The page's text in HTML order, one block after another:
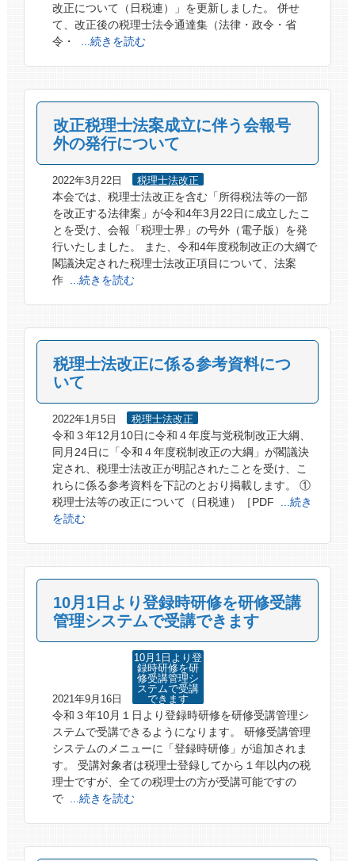
改正について（日税連）」を更新しました。 併せ
て、改正後の税理士法令通達集（法律・政令・省
令・
...続きを読む
改正税理士法案成立に伴う会報号
外の発行について
2022年3月22日 税理士法改正
本会では、税理士法改正を含む「所得税法等の一部
を改正する法律案」が令和4年3月22日に成立したこ
とを受け、会報「税理士界」の号外（電子版）を発
行いたしました。 また、令和4年度税制改正の大綱で
閣議決定された税理士法改正項目について、法案
作
...続きを読む
税理士法改正に係る参考資料につ
いて
2022年1月5日 税理士法改正
令和３年12月10日に令和４年度与党税制改正大綱、
同月24日に「令和４年度税制改正の大綱」が閣議決
定され、税理士法改正が明記されたことを受け、こ
れらに係る参考資料を下記のとおり掲載します。 ①
税理士法等の改正について（日税連）［PDF
...続き
を読む
10月1日より登録時研修を研修受講
管理システムで受講できます
2021年9月16日
10月1日より登
録時研修を研
修受講管理シ
ステムで受講
できます
令和３年10月１日より登録時研修を研修受講管理シ
ステムで受講できるようになります。 研修受講管理
システムのメニューに「登録時研修」が追加されま
す。 受講対象者は税理士登録してから１年以内の税
理士ですが、全ての税理士の方が受講可能ですの
で
...続きを読む